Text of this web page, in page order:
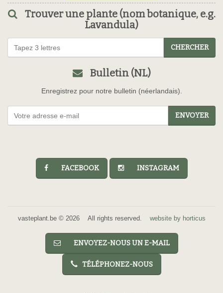
Trouver une plante (nom botanique, e.g.
Lavandula)
CHERCHER
Bulletin (NL)
Enregistrez pour notre bulletin (néerlandais).
ENVOYER
FACEBOOK INSTAGRAM
vasteplant.be © 2026 All rights reserved. website by horticus
ENVOYEZ-NOUS UN E-MAIL
TÉLÉPHONEZ-NOUS